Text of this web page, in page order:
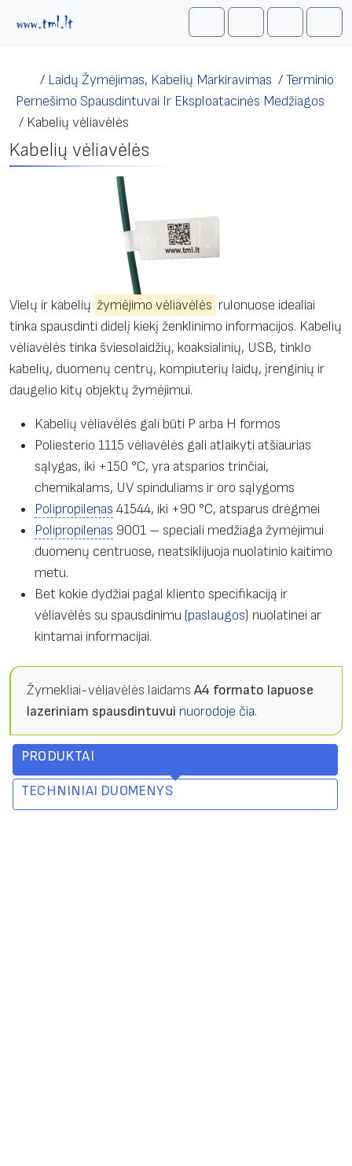
SearchAccountCart
/ Laidų Žymėjimas, Kabelių Markiravimas /Terminio
Pernešimo Spausdintuvai Ir Eksploatacinės Medžiagos
/ Kabelių vėliavėlės
Kabelių vėliavėlės
Vielų ir kabelių žymėjimo vėliavėlės rulonuose idealiai
tinka spausdinti didelį kiekį ženklinimo informacijos. Kabelių
vėliavėlės tinka šviesolaidžių, koaksialinių, USB, tinklo
kabelių, duomenų centrų, kompiuterių laidų, įrenginių ir
daugelio kitų objektų žymėjimui.
Kabelių vėliavėlės gali būti P arba H formos
Poliesterio 1115 vėliavėlės gali atlaikyti atšiaurias
sąlygas, iki +150 °C, yra atsparios trinčiai,
chemikalams, UV spinduliams ir oro sąlygoms
Polipropilenas 41544, iki +90 °C, atsparus drėgmei
Polipropilenas 9001 – speciali medžiaga žymėjimui
duomenų centruose, neatsiklijuoja nuolatinio kaitimo
metu.
Bet kokie dydžiai pagal kliento specifikaciją ir
vėliavėlės su spausdinimu (paslaugos) nuolatinei ar
kintamai informacijai.
Žymekliai-vėliavėlės laidams A4 formato lapuose
lazeriniam spausdintuvui nuorodoje čia.
PRODUKTAI
TECHNINIAI DUOMENYS